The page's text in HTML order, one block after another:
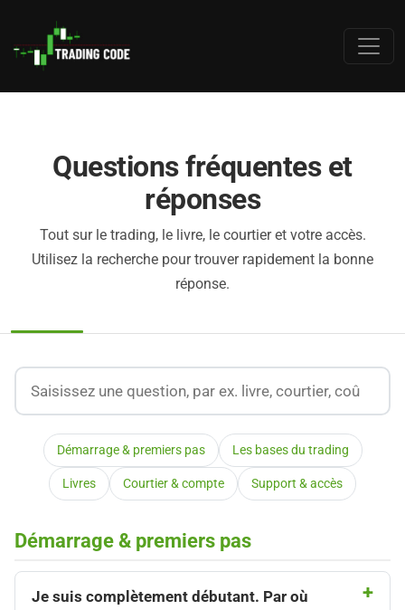
Questions fréquentes et
réponses
Tout sur le trading, le livre, le courtier et votre accès.
Utilisez la recherche pour trouver rapidement la bonne
réponse.
Rechercher dans les questions
Démarrage & premiers pas Les bases du trading
Livres Courtier & compte Support & accès
Démarrage & premiers pas
Je suis complètement débutant. Par où